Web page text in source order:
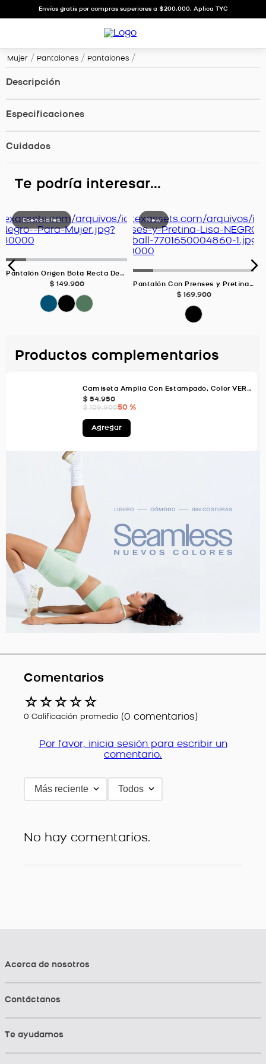
Envíos gratis por compras superiores a $200.000. Aplica TYC
Mujer Pantalones Pantalones
Descripción
Especificaciones
Cuidados
Te podría interesar...
Pantalón Origen Bota Recta Deportivo, Color Negro Para Mujer
$ 149.900 Pantalón Con Prenses y Pretina Lisa NEGRO Para Mujer
$ 169.900
Productos complementarios
Camiseta Amplia Con Estampado, Color VERDE AGUA Para Mujer
$ 54.950
$ 109.90050 %
Agregar
Comentarios
☆☆☆☆☆
0 Calificación promedio (0 comentarios)
Por favor, inicia sesión para escribir un
comentario.
Más reciente Todos
No hay comentarios.
Acerca de nosotros
Contáctanos
Te ayudamos